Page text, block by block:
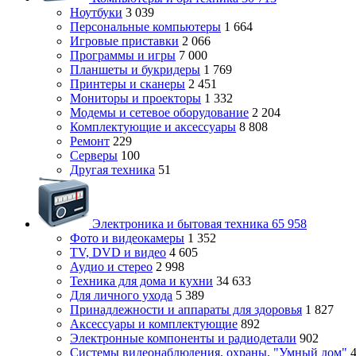
Ноутбуки 3 039
Персональные компьютеры 1 664
Игровые приставки 2 066
Программы и игры 7 000
Планшеты и букридеры 1 769
Принтеры и сканеры 2 451
Мониторы и проекторы 1 332
Модемы и сетевое оборудование 2 204
Комплектующие и аксессуары 8 808
Ремонт 229
Серверы 100
Другая техника 51
Электроника и бытовая техника 65 958
Фото и видеокамеры 1 352
TV, DVD и видео 4 605
Аудио и стерео 2 998
Техника для дома и кухни 34 633
Для личного ухода 5 389
Принадлежности и аппараты для здоровья 1 827
Аксессуары и комплектующие 892
Электронные компоненты и радиодетали 902
Системы видеонаблюдения, охраны, "Умный дом"